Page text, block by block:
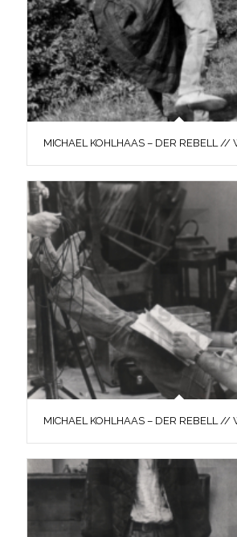
MICHAEL KOHLHAAS – DER REBELL //
MICHAEL KOHLHAAS – DER REBELL //